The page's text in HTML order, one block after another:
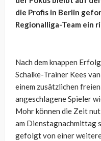
die Profis in Berlin
Regionalliga-Team ein
Nach dem knappen
Schalke-Trainer Kees
einem zusätzlichen
angeschlagene Spieler
Mohr können die Zeit
am Dienstagnachmittag
gefolgt von einer